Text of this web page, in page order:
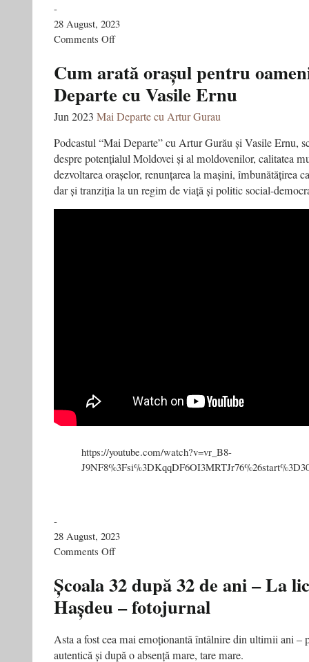
-
28 August, 2023
Comments Offon
e
mai
decât
din
La
Casa
de
Papel.”
Cum arată orașul pentru
Departe cu Vasile Ernu
Jun 2023 Mai Departe cu Artur Gurau
Podcastul “Mai Departe” cu Artur Gurău și Vasile Ernu,
despre potențialul Moldovei și al moldovenilor, calitatea
dezvoltarea orașelor, renunțarea la mașini, îmbunătățirea
dar și tranziția la un regim de viață și politic social-
https://youtube.com/watch?v=vr_B8-
-
28 August, 2023
Comments Offon
orașul
oameni
Departe
cu
Școala 32 după 32 de ani – La
Hașdeu – fotojurnal
Asta a fost cea mai emoționantă întâlnire din ultimii ani –
autentică și după o absență mare, tare mare.